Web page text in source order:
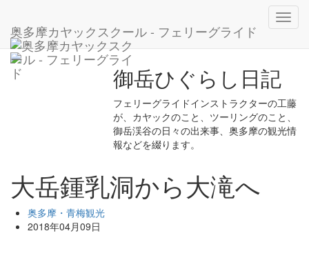
奥多摩カヤックスクール - フェリーグライド
大岳鍾乳洞から大滝へ
御岳ひぐらし日記
フェリーグライドインストラクターの工藤
が、カヤックのこと、ツーリングのこと、
御岳渓谷の日々の出来事、奥多摩の観光情
報などを綴ります。
大岳鍾乳洞から大滝へ
奥多摩・青梅観光
2018年04月09日